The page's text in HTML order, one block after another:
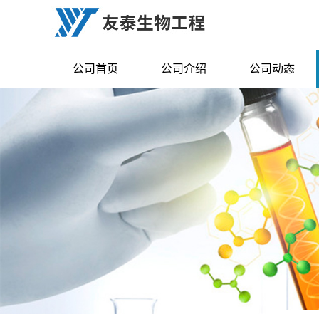
公司首页 公司介绍 公司动态